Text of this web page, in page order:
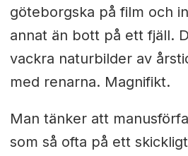
göteborgska på film och
annat än bott på ett fjäll.
vackra naturbilder av
med renarna. Magnifikt.
Man tänker att
som så ofta på ett